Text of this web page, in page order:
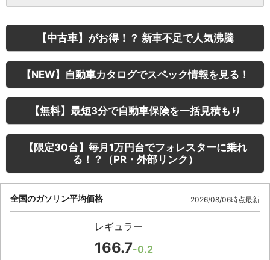
【中古車】がお得！？ 新車不足で人気沸騰
【NEW】自動車カタログでスペック情報を見る！
【無料】最短3分で自動車保険を一括見積もり
【限定30台】毎月1万円台でフォレスターに乗れ
る！？（PR・外部リンク）
全国のガソリン平均価格 2026/08/06時点最新
レギュラー
166.7-0.2